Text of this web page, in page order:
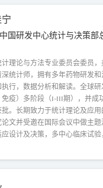
国研发中心统计与决策部
理论与方法专业委员会委员
统计师，拥有多年药物研发
行，数据分析和解读。全球
免疫）多阶段（I-III期），并成
。长期致力于统计理论及应用
文并受邀在国际会议中做主
设计及决策，多中心临床试